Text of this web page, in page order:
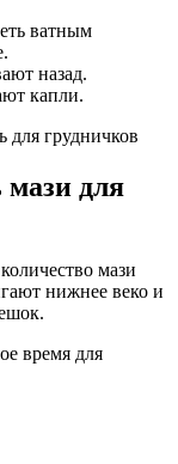
ватным
назад.
капли.
для
мази
нижнее веко и
время для